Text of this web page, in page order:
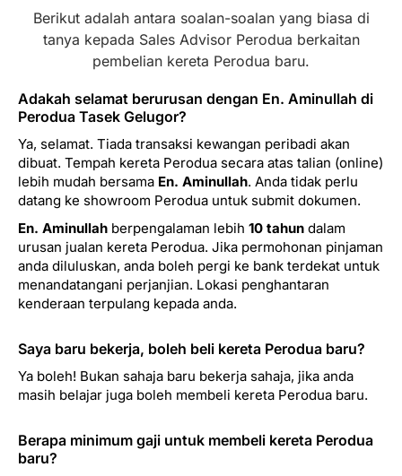
Berikut adalah antara soalan-soalan yang biasa di
tanya kepada Sales Advisor Perodua berkaitan
pembelian kereta Perodua baru.
Adakah selamat berurusan dengan En. Aminullah di
Perodua Tasek Gelugor?
Ya, selamat. Tiada transaksi kewangan peribadi akan
dibuat. Tempah kereta Perodua secara atas talian (online)
lebih mudah bersama En. Aminullah. Anda tidak perlu
datang ke showroom Perodua untuk submit dokumen.
En. Aminullah berpengalaman lebih 10 tahun dalam
urusan jualan kereta Perodua. Jika permohonan pinjaman
anda diluluskan, anda boleh pergi ke bank terdekat untuk
menandatangani perjanjian. Lokasi penghantaran
kenderaan terpulang kepada anda.
Saya baru bekerja, boleh beli kereta Perodua baru?
Ya boleh! Bukan sahaja baru bekerja sahaja, jika anda
masih belajar juga boleh membeli kereta Perodua baru.
Berapa minimum gaji untuk membeli kereta Perodua
baru?